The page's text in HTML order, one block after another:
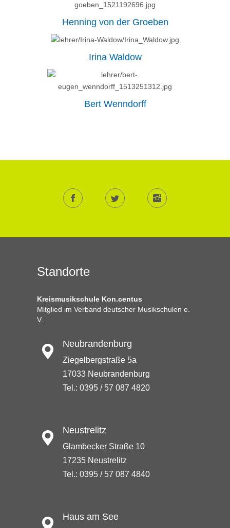
Henning von der Groeben
Irina Waldow
Bert Wenndorff
Standorte
Kreismusikschule Kon.centus
Mitglied im Verband deutscher Musikschulen e.
V.
Neubrandenburg
Ziegelbergstraße 5a
17033 Neubrandenburg
Tel.: 0395 / 57 087 4820
Neustrelitz
Glambecker Straße 10
17235 Neustrelitz
Tel.: 0395 / 57 087 4840
Haus am See